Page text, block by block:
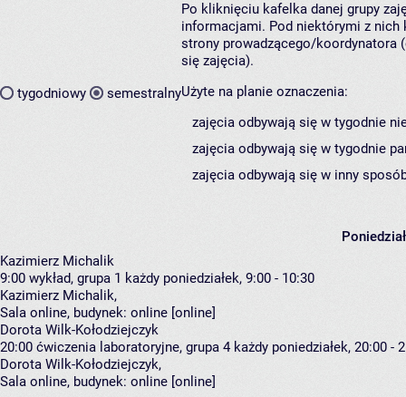
tygodniowy semestralny
Po kliknięciu kafelka danej grupy
informacjami. Pod niektórymi z nich
strony prowadzącego/koordynatora
się zajęcia).
Użyte na planie oznaczenia:
zajęcia odbywają się w tygodnie
zajęcia odbywają się w tygodnie
zajęcia odbywają się w inny
Kazimierz Michalik
9:00 wykład, grupa 1 każdy poniedziałek, 9:00 - 10:30
Kazimierz Michalik,
Sala online, budynek: online [online]
Dorota Wilk-Kołodziejczyk
20:00 ćwiczenia laboratoryjne, grupa 4 każdy poniedziałek, 20:00 -
Dorota Wilk-Kołodziejczyk,
Sala online, budynek: online [online]